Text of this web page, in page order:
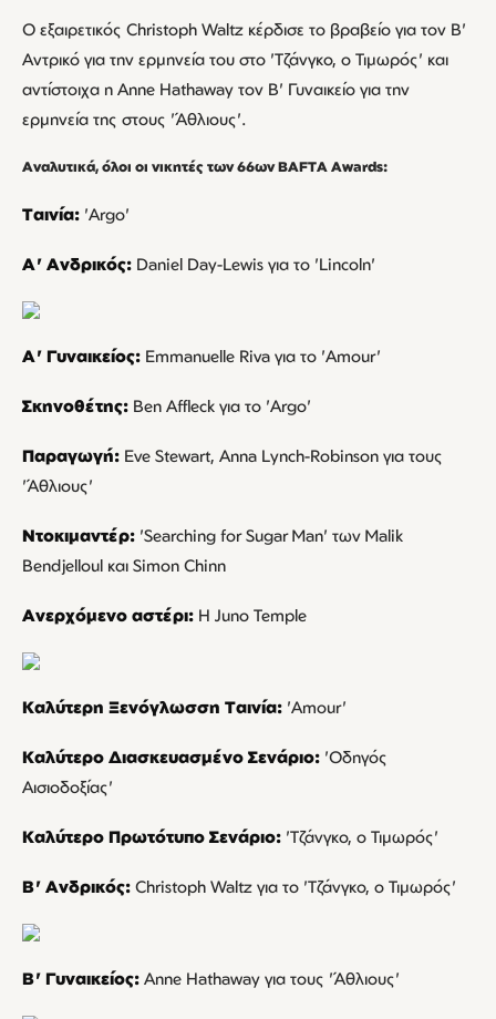
Ο εξαιρετικός Christoph Waltz κέρδισε το βραβείο για τον Β'
Αντρικό για την ερμηνεία του στο 'Τζάνγκο, ο Τιμωρός' και
αντίστοιχα η Anne Hathaway τον Β' Γυναικείο για την
ερμηνεία της στους 'Άθλιους'.
Αναλυτικά, όλοι οι νικητές των 66ων BAFTA Awards:
Ταινία: 'Argo'
A' Ανδρικός: Daniel Day-Lewis για το 'Lincoln'
Α' Γυναικείος: Emmanuelle Riva για το 'Amour'
Σκηνοθέτης: Ben Affleck για το 'Argo'
Παραγωγή: Eve Stewart, Anna Lynch-Robinson για τους
'Άθλιους'
Ντοκιμαντέρ: 'Searching for Sugar Man' των Malik
Bendjelloul και Simon Chinn
Ανερχόμενο αστέρι: H Juno Temple
Καλύτερη Ξενόγλωσση Ταινία: 'Amour'
Καλύτερο Διασκευασμένο Σενάριο: 'Οδηγός
Αισιοδοξίας'
Καλύτερο Πρωτότυπο Σενάριο: 'Τζάνγκο, ο Τιμωρός'
Β' Ανδρικός: Christoph Waltz για το 'Τζάνγκο, ο Τιμωρός'
Β' Γυναικείος: Anne Hathaway για τους 'Άθλιους'